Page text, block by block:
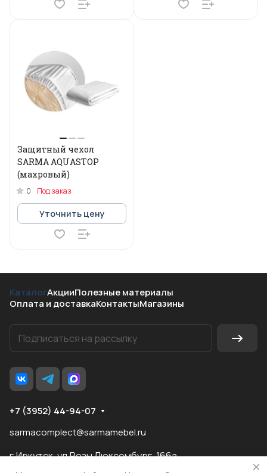
Защитный чехол
SARMA AQUASTOP
(махровый)
0 Под заказ
Уточнить цену
КаталогАкцииПолезные материалы
Оплата и доставкаКонтактыМагазины
+7 (3952) 44-94-07
sarmacomplect@sarmamebel.ru
г.Иркутск, ул.Розы Люксембург, 166а